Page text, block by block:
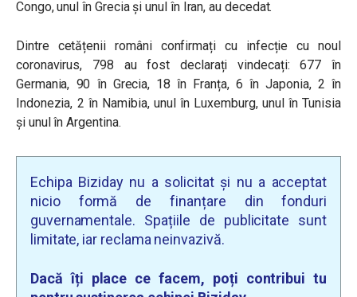
Congo, unul în Grecia și unul în Iran, au decedat.
Dintre cetățenii români confirmați cu infecție cu noul
coronavirus, 798 au fost declarați vindecați: 677 în
Germania, 90 în Grecia, 18 în Franța, 6 în Japonia, 2 în
Indonezia, 2 în Namibia, unul în Luxemburg, unul în Tunisia
și unul în Argentina.
Echipa Biziday nu a solicitat și nu a acceptat
nicio formă de finanțare din fonduri
guvernamentale. Spațiile de publicitate sunt
limitate, iar reclama neinvazivă.
Dacă îți place ce facem, poți contribui tu